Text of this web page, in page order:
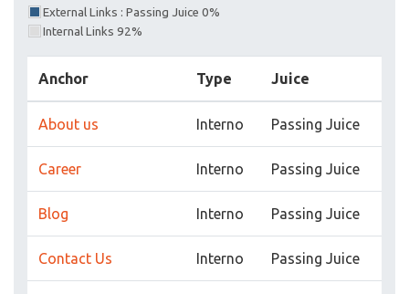
External Links : Passing Juice 0%
Internal Links 92%
Anchor Type Juice
About us Interno Passing Juice
Career Interno Passing Juice
Blog Interno Passing Juice
Contact Us Interno Passing Juice